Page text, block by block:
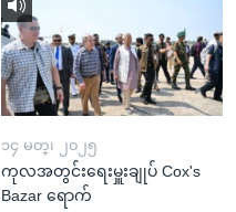
၁၄ မတ္၊ ၂၀၂၅
ကုလအတွင်းရေးမှူးချုပ် Cox's
Bazar ရောက်